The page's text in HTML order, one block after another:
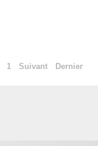
1 Suivant Dernier